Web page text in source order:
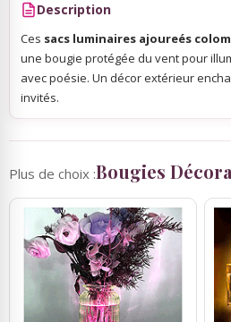
Description
Ces sacs luminaires ajoureés
une bougie protégée du vent pour
avec poésie. Un décor extérieur
invités.
Plus de choix :Bougies